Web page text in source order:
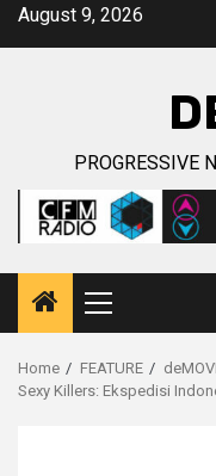
SkipAugust 9, 2026
PROGRESSIVE
Primary
Menu
Home FEATURE
Sexy Killers: Ekspedisi